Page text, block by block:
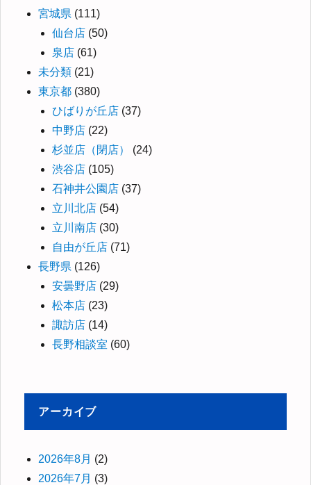
宮城県 (111)
仙台店 (50)
泉店 (61)
未分類 (21)
東京都 (380)
ひばりが丘店 (37)
中野店 (22)
杉並店（閉店）
(24)
渋谷店 (105)
石神井公園店 (37)
立川北店 (54)
立川南店 (30)
自由が丘店 (71)
長野県 (126)
安曇野店 (29)
松本店 (23)
諏訪店 (14)
長野相談室 (60)
アーカイブ
2026年8月 (2)
2026年7月 (3)